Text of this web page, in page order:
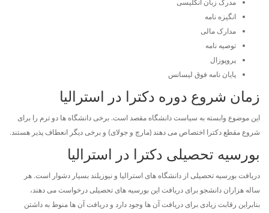
مدرک زبان انگلیسی
انگیزه نامه
مدارک مالی
توصیه نامه
پروپوزال
پایان نامه فوق لیسانس
زمان شروع دوره دکترا در استرالیا
این موضوع وابسته به سیاست دانشگاه مقصد است. برخی دانشگاه ها دو ترم را برای
شروع مقطع دکترا اختصاص می دهند (مارچ و جولای) و برخی دیگر انعطاف پذیر هستند.
بورسیه تحصیلی دکترا در استرالیا
دریافت بورسیه تحصیلی از دانشگاه های استرالیا و نیوزیلند بسیار دشوار است. هر
ساله هزاران دانشجو برای دریافت این بورسیه های تحصیلی درخواست می دهند،
بنابراین رقابت زیادی برای دریافت آن ها وجود دارد و دریافت آن ها منوط به داشتن